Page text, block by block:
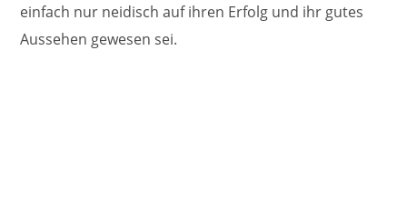
einfach nur neidisch auf ihren Erfolg und ihr gutes
Aussehen gewesen sei.